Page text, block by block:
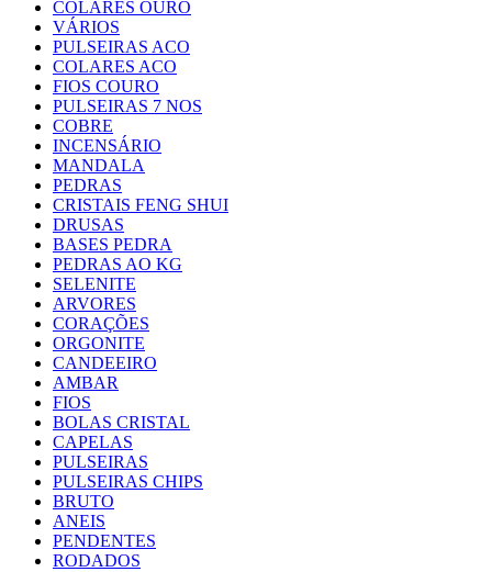
COLARES OURO
VÁRIOS
PULSEIRAS ACO
COLARES ACO
FIOS COURO
PULSEIRAS 7 NOS
COBRE
INCENSÁRIO
MANDALA
PEDRAS
CRISTAIS FENG SHUI
DRUSAS
BASES PEDRA
PEDRAS AO KG
SELENITE
ARVORES
CORAÇÕES
ORGONITE
CANDEEIRO
AMBAR
FIOS
BOLAS CRISTAL
CAPELAS
PULSEIRAS
PULSEIRAS CHIPS
BRUTO
ANEIS
PENDENTES
RODADOS